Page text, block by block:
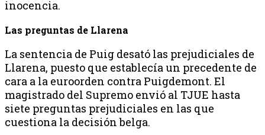
inocencia.
Las preguntas de Llarena
La sentencia de Puig desató las prejudiciales de
Llarena, puesto que establecía un precedente de
cara a la euroorden contra Puigdemont. El
magistrado del Supremo envió al TJUE hasta
siete preguntas prejudiciales en las que
cuestiona la decisión belga.